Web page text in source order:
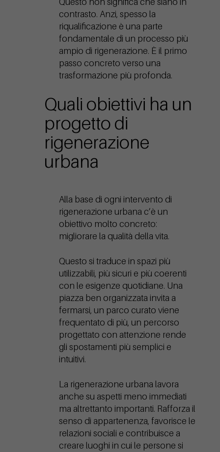
contrasto. Anzi, spesso la
riqualificazione è una parte
fondamentale di un processo più
ampio di rigenerazione. È il primo
passo concreto verso una
trasformazione più profonda.
Quali obiettivi ha un
progetto di
rigenerazione
urbana
Alla base di ogni intervento di
rigenerazione urbana c’è un
obiettivo molto concreto:
migliorare la qualità della vita.
Questo si traduce in spazi più
utilizzabili, più sicuri e più coerenti
con le esigenze quotidiane. Una
piazza ben organizzata invita a
fermarsi, un parco curato viene
frequentato di più, un percorso
progettato con attenzione rende
gli spostamenti più semplici e
intuitivi.
La rigenerazione urbana lavora
anche su aspetti meno immediati
ma altrettanto importanti. Rafforza il
senso di appartenenza, favorisce le
relazioni sociali e contribuisce a
creare luoghi in cui le persone si